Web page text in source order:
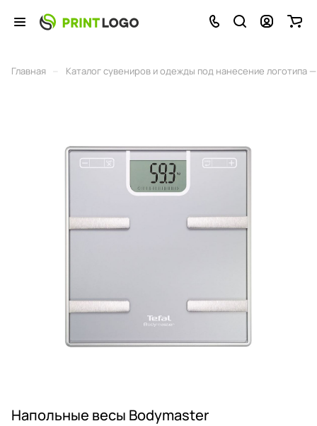
Главная Каталог сувениров и одежды под нанесение логотипа
Напольные весы Bodymaster